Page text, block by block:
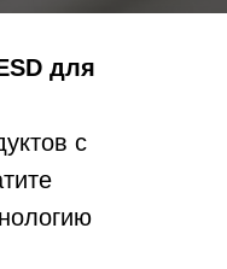
для
с